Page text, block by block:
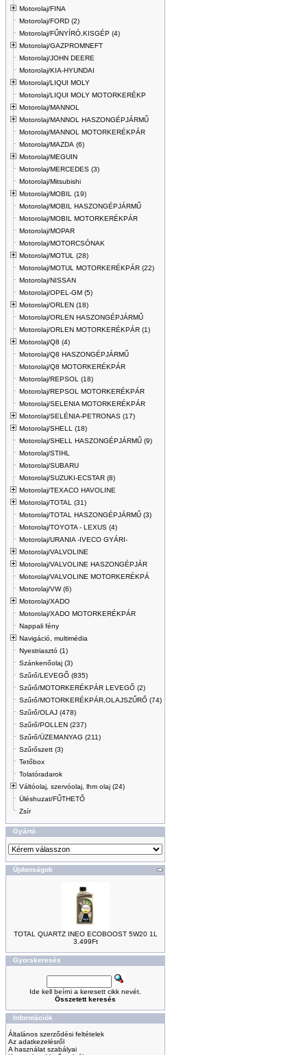
Motorolaj/FINA
Motorolaj/FORD (2)
Motorolaj/FŰNYÍRÓ,KISGÉP (4)
Motorolaj/GAZPROMNEFT
Motorolaj/JOHN DEERE
Motorolaj/KIA-HYUNDAI
Motorolaj/LIQUI MOLY
Motorolaj/LIQUI MOLY MOTORKERÉKP
Motorolaj/MANNOL
Motorolaj/MANNOL HASZONGÉPJÁRMŰ
Motorolaj/MANNOL MOTORKERÉKPÁR
Motorolaj/MAZDA (6)
Motorolaj/MEGUIN
Motorolaj/MERCEDES (3)
Motorolaj/Mitsubishi
Motorolaj/MOBIL (19)
Motorolaj/MOBIL HASZONGÉPJÁRMŰ
Motorolaj/MOBIL MOTORKERÉKPÁR
Motorolaj/MOPAR
Motorolaj/MOTORCSÓNAK
Motorolaj/MOTUL (28)
Motorolaj/MOTUL MOTORKERÉKPÁR (22)
Motorolaj/NISSAN
Motorolaj/OPEL-GM (5)
Motorolaj/ORLEN (18)
Motorolaj/ORLEN HASZONGÉPJÁRMŰ
Motorolaj/ORLEN MOTORKERÉKPÁR (1)
Motorolaj/Q8 (4)
Motorolaj/Q8 HASZONGÉPJÁRMŰ
Motorolaj/Q8 MOTORKERÉKPÁR
Motorolaj/REPSOL (18)
Motorolaj/REPSOL MOTORKERÉKPÁR
Motorolaj/SELENIA MOTORKERÉKPÁR
Motorolaj/SELÉNIA-PETRONAS (17)
Motorolaj/SHELL (18)
Motorolaj/SHELL HASZONGÉPJÁRMŰ (9)
Motorolaj/STIHL
Motorolaj/SUBARU
Motorolaj/SUZUKI-ECSTAR (8)
Motorolaj/TEXACO HAVOLINE
Motorolaj/TOTAL (31)
Motorolaj/TOTAL HASZONGÉPJÁRMŰ (3)
Motorolaj/TOYOTA - LEXUS (4)
Motorolaj/URANIA -IVECO GYÁRI-
Motorolaj/VALVOLINE
Motorolaj/VALVOLINE HASZONGÉPJÁR
Motorolaj/VALVOLINE MOTORKERÉKPÁ
Motorolaj/VW (6)
Motorolaj/XADO
Motorolaj/XADO MOTORKERÉKPÁR
Nappali fény
Navigáció, multimédia
Nyestriasztó (1)
Szánkenőolaj (3)
Szűrő/LEVEGŐ (835)
Szűrő/MOTORKERÉKPÁR LEVEGŐ (2)
Szűrő/MOTORKERÉKPÁR,OLAJSZŰRŐ (74)
Szűrő/OLAJ (478)
Szűrő/POLLEN (237)
Szűrő/ÜZEMANYAG (211)
Szűrőszett (3)
Tetőbox
Tolatóradarok
Váltóolaj, szervóolaj, lhm olaj (24)
Üléshuzat/FŰTHETŐ
Zsír
Gyártó
Újdonságok
TOTAL QUARTZ INEO ECOBOOST 5W20 1L
3.499Ft
Gyorskeresés
Ide kell beírni a keresett cikk nevét.
Összetett keresés
Információk
Általános szerződési feltételek
Az adatkezelésről
A használat szabályai